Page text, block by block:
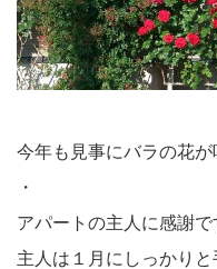
今年も見事にバラの花が
・
アパートの主人に感謝で
主人は１月にしっかりと